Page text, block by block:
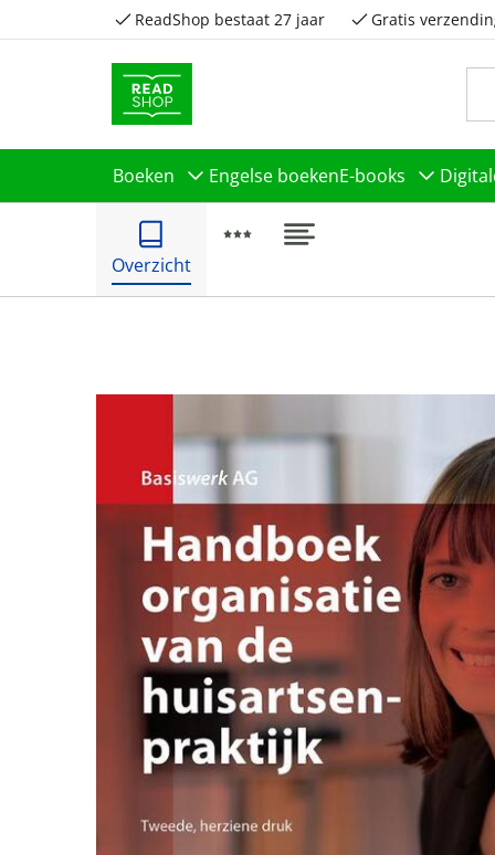
ReadShop bestaat 27 jaar Gratis
Boeken Engelse boekenE-books
Overzicht